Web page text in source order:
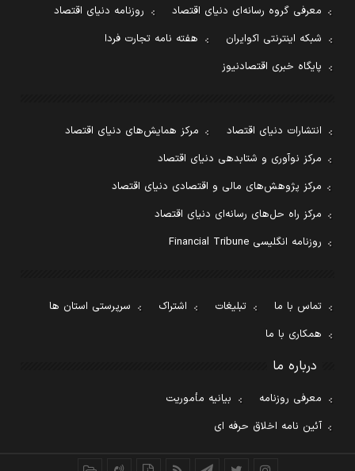
معرفی گروه رسانه‌ای دنیای اقتصاد
روزنامه دنیای اقتصاد
شبکه اینترنتی اکوایران
هفته نامه تجارت فردا
پایگاه خبری اقتصادنیوز
انتشارات دنیای اقتصاد
مرکز همایش‌های دنیای اقتصاد
مرکز نوآوری و شتابدهی دنیای اقتصاد
مرکز پژوهش‌های مالی و اقتصادی دنیای اقتصاد
مرکز راه حل‌های رسانه‌ای دنیای اقتصاد
روزنامه انگلیسی Financial Tribune
تماس با ما تبلیغات اشتراک
سرپرستی استان ها
همکاری با ما
درباره ما
معرفی روزنامه
بیانیه مأموریت
آئین نامه اخلاق حرفه ای